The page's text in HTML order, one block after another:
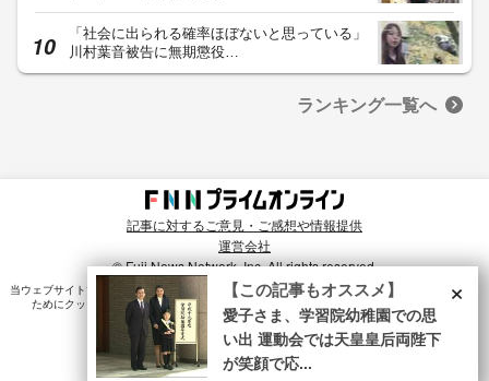
「社会に出られる確率ほぼないと思っている」
川村葉音被告に無期懲役…
ランキング一覧へ
記事に対するご意見・ご感想や情報提供
運営会社
© Fuji News Network, Inc. All rights reserved.
当ウェブサイトでは、ユーザのニーズ・興味・関⼼に合致したコンテンツや広告配信を提供する
ためにクッキーを使⽤しています。詳細は、
プライバシーポリシー をご確認ください。×
【この記事もオススメ】
愛子さま、学習院幼稚園での思
い出 運動会では天皇皇后両陛下
が笑顔で応...